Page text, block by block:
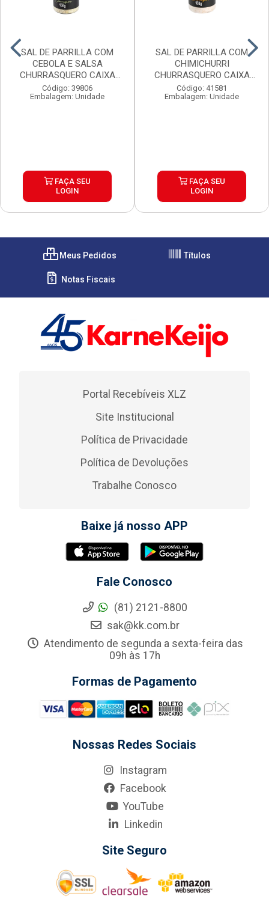
SAL DE PARRILLA COM
CEBOLA E SALSA
CHURRASQUERO CAIXA
6X450G
Código: 39806
Embalagem: Unidade
FAÇA SEU
LOGIN
SAL DE PARRILLA COM
CHIMICHURRI
CHURRASQUERO CAIXA
6X450G
Código: 41581
Embalagem: Unidade
FAÇA SEU
LOGIN
Meus Pedidos Títulos
Notas Fiscais
Portal Recebíveis XLZ
Site Institucional
Política de Privacidade
Política de Devoluções
Trabalhe Conosco
Baixe já nosso APP
Fale Conosco
(81) 2121-8800
sak@kk.com.br
Atendimento de segunda a sexta-feira das
09h às 17h
Formas de Pagamento
Nossas Redes Sociais
Instagram
Facebook
YouTube
Linkedin
Site Seguro